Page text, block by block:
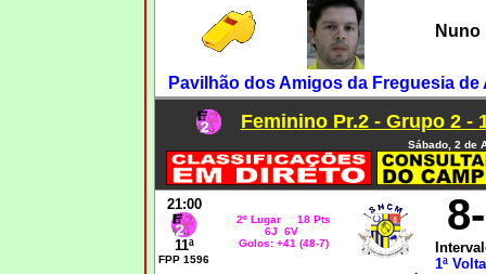
Nuno
Pavilhão dos Amigos da Freguesia
Feminino Pr.2 - Grupo 2 -
Sábado, 2 de
21:00
11ª
FPP 1596
2º Lugar 18 Pts
6J 6V
Golos: +41 (48-7)
8
1ª